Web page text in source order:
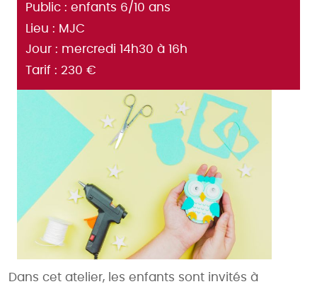
Public : enfants 6/10 ans
Lieu : MJC
Jour : mercredi 14h30 à 16h
Tarif : 230 €
Dans cet atelier, les enfants sont invités à